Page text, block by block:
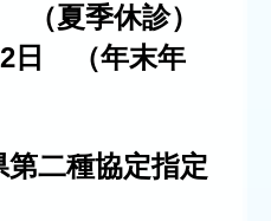
夏季休診）
日 （年末年
第二種協定指定